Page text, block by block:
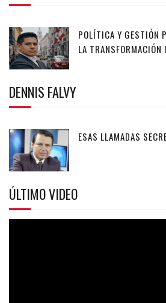
POLÍTICA Y GESTIÓN
LA
DENNIS FALVY
ESAS LLAMADAS
ÚLTIMO VIDEO